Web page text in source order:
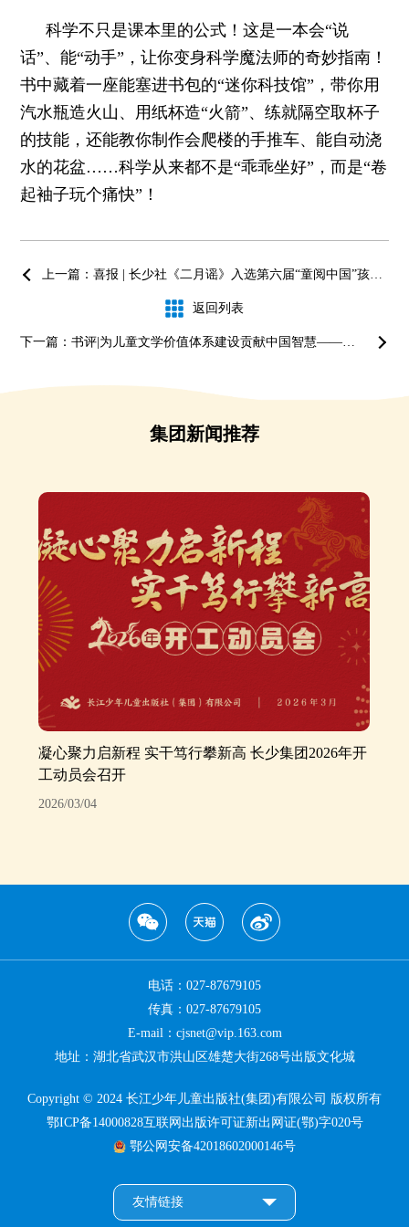
科学不只是课本里的公式！这是一本会“说
话”、能“动手”，让你变身科学魔法师的奇妙指南！
书中藏着一座能塞进书包的“迷你科技馆”，带你用
汽水瓶造火山、用纸杯造“火箭”、练就隔空取杯子
的技能，还能教你制作会爬楼的手推车、能自动浇
水的花盆……科学从来都不是“乖乖坐好”，而是“卷
起袖子玩个痛快”！
上一篇：喜报 | 长少社《二月谣》入选第六届“童阅中国”孩子们喜爱的原创好童书年度书目
返回列表
下一篇：书评|为儿童文学价值体系建设贡献中国智慧——读《儿童文学批评价值体系研究》
集团新闻推荐
凝心聚力启新程 实干笃行攀新高 长少集团2026年开
工动员会召开
2026/03/04
电话：027-87679105
传真：027-87679105
E-mail：cjsnet@vip.163.com
地址：湖北省武汉市洪山区雄楚大街268号出版文化城
Copyright © 2024 长江少年儿童出版社(集团)有限公司 版权所有
鄂ICP备14000828互联网出版许可证新出网证(鄂)字020号
鄂公网安备42018602000146号
友情链接